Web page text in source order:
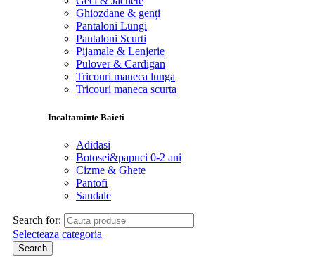
Ghiozdane & genți
Pantaloni Lungi
Pantaloni Scurti
Pijamale & Lenjerie
Pulover & Cardigan
Tricouri maneca lunga
Tricouri maneca scurta
Incaltaminte Baieti
Adidasi
Botosei&papuci 0-2 ani
Cizme & Ghete
Pantofi
Sandale
Search for:
Selecteaza categoria
Search